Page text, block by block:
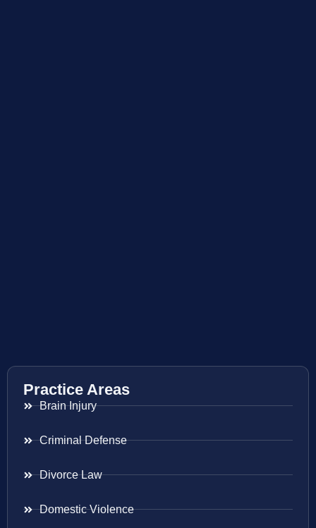
Practice Areas
Brain Injury
Criminal Defense
Divorce Law
Domestic Violence